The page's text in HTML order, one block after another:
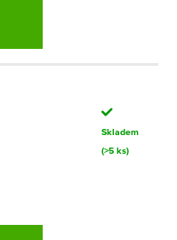
Skladem
(>5 ks)